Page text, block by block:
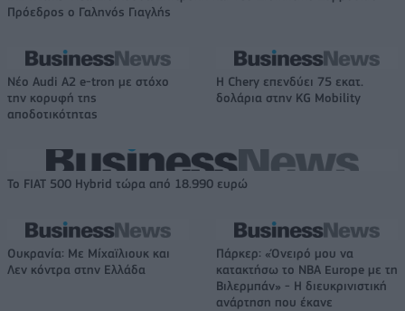
Πρόεδρος ο Γαληνός Γιαγλής
Νέο Audi A2 e-tron με στόχο
την κορυφή της
αποδοτικότητας
Η Chery επενδύει 75 εκατ.
δολάρια στην KG Mobility
Το FIAT 500 Hybrid τώρα από 18.990 ευρώ
Ουκρανία: Με Μίχαϊλιουκ και
Λεν κόντρα στην Ελλάδα
Πάρκερ: «Όνειρό μου να
κατακτήσω το ΝΒΑ Europe με τη
Βιλερμπάν» - Η διευκρινιστική
ανάρτηση που έκανε